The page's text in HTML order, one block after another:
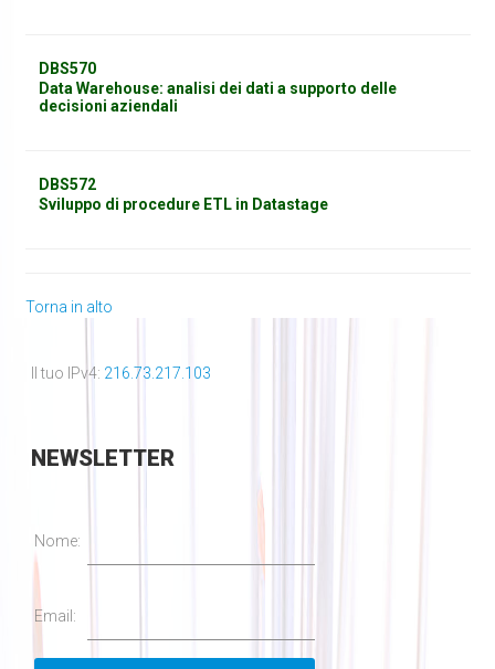
DBS570
Data Warehouse: analisi dei dati a supporto delle
decisioni aziendali
DBS572
Sviluppo di procedure ETL in Datastage
Torna in alto
Il tuo IPv4: 216.73.217.103
NEWSLETTER
Nome:
Email: